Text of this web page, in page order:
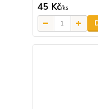
45 Kč/ks